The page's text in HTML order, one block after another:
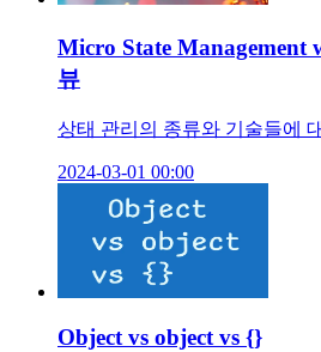
Micro State Management
뷰
상태 관리의 종류와 기술들에
2024-03-01 00:00
Object vs object vs {}